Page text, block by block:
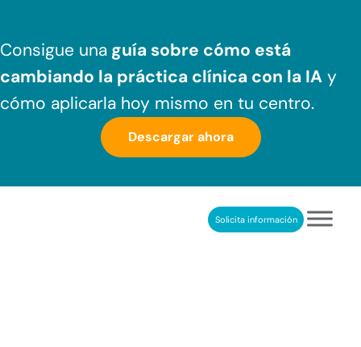
Consigue una guía sobre cómo está
cambiando la práctica clínica con la IA y
cómo aplicarla hoy mismo en tu centro.
Descargar ahora
REHABILITACIÓN COGNITIVA PROFESIONALSolicita información